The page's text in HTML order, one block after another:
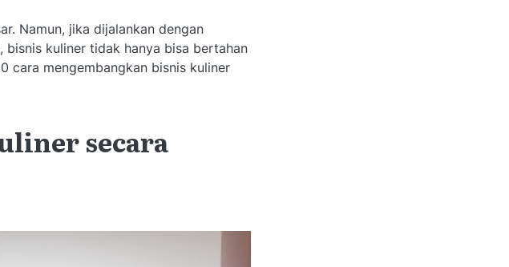
Namun, jika dijalankan dengan
kuliner tidak hanya bisa bertahan
cara mengembangkan bisnis kuliner
secara